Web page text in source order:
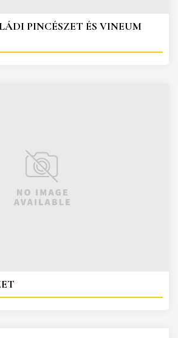
PINCÉSZET ÉS VINEUM